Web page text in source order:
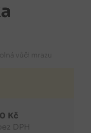
vůči mrazu
Kč
DPH